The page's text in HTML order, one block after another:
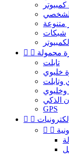
متنوعة
شبكات
  محمولة
تابلت
خليوي
وتابلت
وخليوي
الذكي
GPS
  إلكترونيات
 